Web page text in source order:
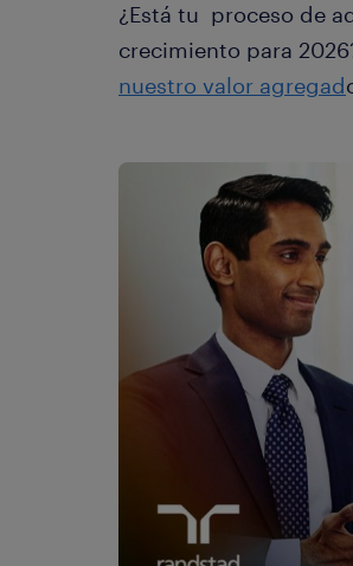
¿Está tu proceso de
crecimiento para
nuestro valor agregad